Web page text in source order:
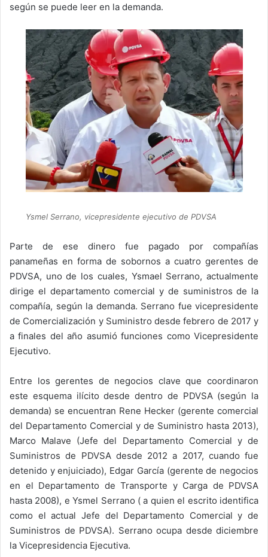
según se puede leer en la demanda.
Ysmel Serrano, vicepresidente ejecutivo de PDVSA
Parte de ese dinero fue pagado por compañías
panameñas en forma de sobornos a cuatro gerentes de
PDVSA, uno de los cuales, Ysmael Serrano, actualmente
dirige el departamento comercial y de suministros de la
compañía, según la demanda. Serrano fue vicepresidente
de Comercialización y Suministro desde febrero de 2017 y
a finales del año asumió funciones como Vicepresidente
Ejecutivo.
Entre los gerentes de negocios clave que coordinaron
este esquema ilícito desde dentro de PDVSA (según la
demanda) se encuentran Rene Hecker (gerente comercial
del Departamento Comercial y de Suministro hasta 2013),
Marco Malave (Jefe del Departamento Comercial y de
Suministros de PDVSA desde 2012 a 2017, cuando fue
detenido y enjuiciado), Edgar García (gerente de negocios
en el Departamento de Transporte y Carga de PDVSA
hasta 2008), e Ysmel Serrano ( a quien el escrito identifica
como el actual Jefe del Departamento Comercial y de
Suministros de PDVSA). Serrano ocupa desde diciembre
la Vicepresidencia Ejecutiva.